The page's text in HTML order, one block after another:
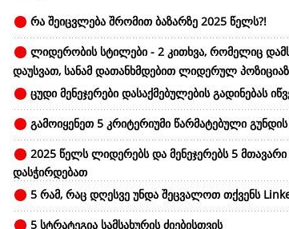
რა შეიცვლება შრომით ბაზარზე 2025 წელს?!
ლიდერობის სტილები - 2 კითხვა, რომელიც
დაუსვათ, სანამ დათანხმდებით ლიდერულ
ცუდი მენეჯერები დასაქმებულების გადინებას
გამოიყენეთ 5 კრიტერიუმი წარმატებული
2025 წელს ლიდერებს და მენეჯერებს 5 მთავარი
დასჭირდებათ
5 რამ, რაც დღესვე უნდა შეცვალოთ თქვენს
5 სტრატეგია სამსახურის ძიებისთვის